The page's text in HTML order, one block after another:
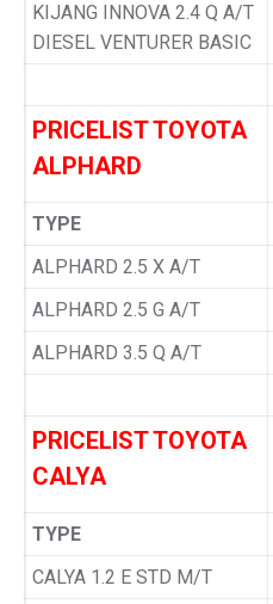
KIJANG INNOVA 2.4 Q A/T
DIESEL VENTURER BASIC
PRICELIST TOYOTA
ALPHARD
TYPE
ALPHARD 2.5 X A/T
ALPHARD 2.5 G A/T
ALPHARD 3.5 Q A/T
PRICELIST TOYOTA
CALYA
TYPE
CALYA 1.2 E STD M/T